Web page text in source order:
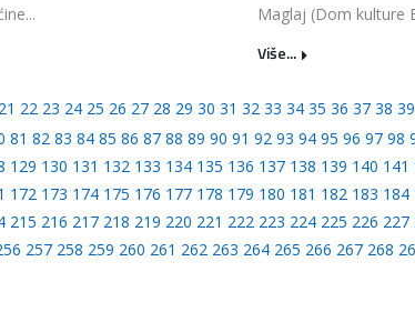
Maglaj (Dom kulture
Više...
21 22 23 24 25 26 27 28 29 30 31 32 33 34 35 36 37 38 39
81 82 83 84 85 86 87 88 89 90 91 92 93 94 95 96 97 98
129 130 131 132 133 134 135 136 137 138 139 140 141
172 173 174 175 176 177 178 179 180 181 182 183 184
215 216 217 218 219 220 221 222 223 224 225 226 227
257 258 259 260 261 262 263 264 265 266 267 268